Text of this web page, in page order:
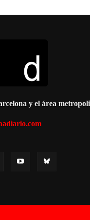
y el área